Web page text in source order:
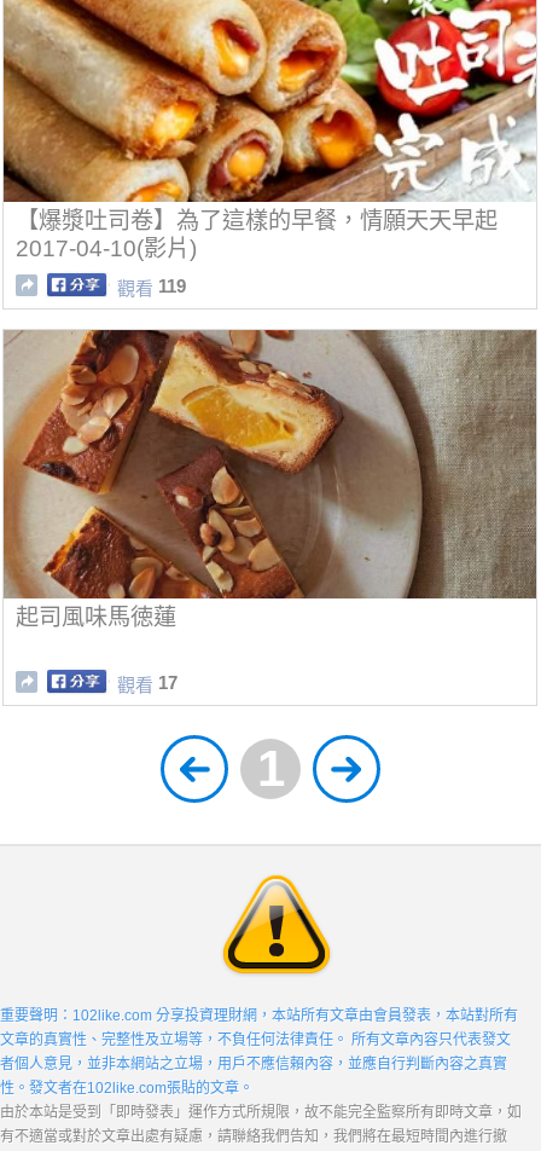
【爆漿吐司卷】為了這樣的早餐，情願天天早起
2017-04-10(影片)
觀看 119
起司風味馬徳蓮
觀看 17
1
重要聲明：102like.com 分享投資理財網，本站所有文章由會員發表，本站對所有
文章的真實性、完整性及立場等，不負任何法律責任。 所有文章內容只代表發文
者個人意見，並非本網站之立場，用戶不應信賴內容，並應自行判斷內容之真實
性。發文者在102like.com張貼的文章。
由於本站是受到「即時發表」運作方式所規限，故不能完全監察所有即時文章，如
有不適當或對於文章出處有疑慮，請聯絡我們告知，我們將在最短時間內進行撤